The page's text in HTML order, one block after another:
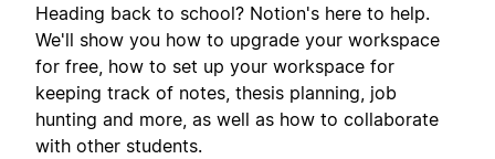
Heading back to school? Notion's here to help.
We'll show you how to upgrade your workspace
for free, how to set up your workspace for
keeping track of notes, thesis planning, job
hunting and more, as well as how to collaborate
with other students.